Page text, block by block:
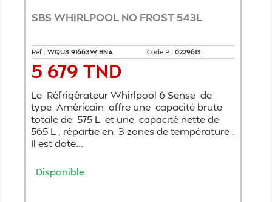
SBS WHIRLPOOL NO FROST 543L
Réf : WQU3 91663W BNA Code P : 0229613
Prix
5 679 TND
Le Réfrigérateur Whirlpool 6 Sense de
type Américain offre une capacité brute
totale de 575 L et une capacité nette de
565 L , répartie en 3 zones de température .
Il est doté...
Disponible